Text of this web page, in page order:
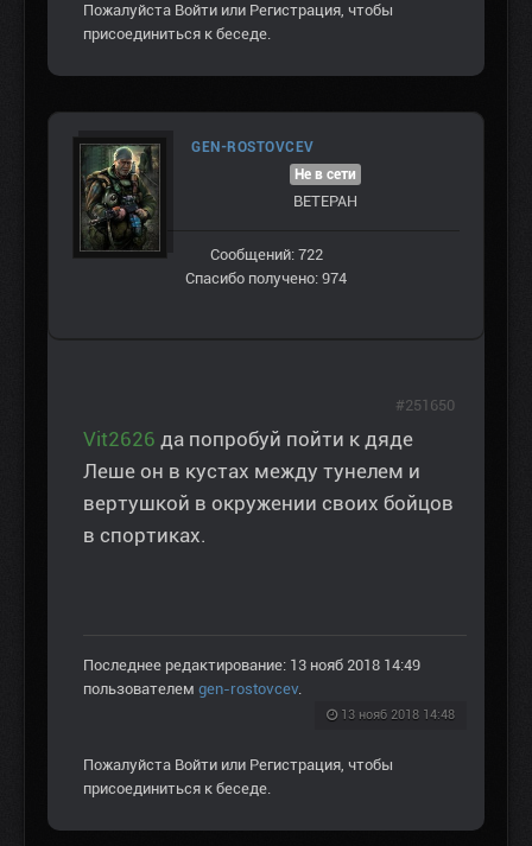
Пожалуйста Войти или Регистрация, чтобы
присоединиться к беседе.
GEN-ROSTOVCEV
Не в сети
ВЕТЕРАН
Сообщений: 722
Спасибо получено: 974
Vit2626 да попробуй пойти к дяде
Леше он в кустах между тунелем и
вертушкой в окружении своих бойцов
в спортиках.
Последнее редактирование: 13 нояб 2018 14:49
пользователем gen-rostovcev.
13 нояб 2018 14:48
#251650
Пожалуйста Войти или Регистрация, чтобы
присоединиться к беседе.